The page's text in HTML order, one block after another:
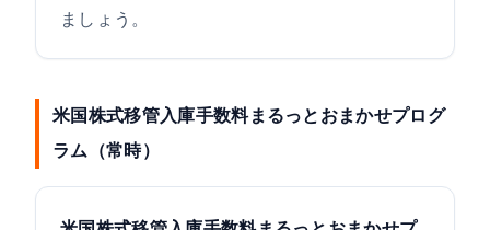
ましょう。
米国株式移管入庫手数料まるっとおまかせプログ
ラム（常時）